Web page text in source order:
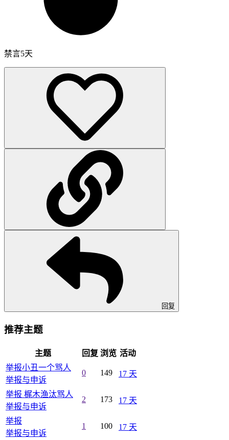
禁言5天
回复
推荐主题
主题 回复 浏览 活动
举报小丑一个骂人
举报与申诉
0 149 17 天
举报 梶木渔汰骂人
举报与申诉
2 173 17 天
举报
举报与申诉
1 100 17 天